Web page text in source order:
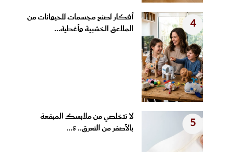
4
أفكار لصنع مجسمات للحيوانات من
الملاعق الخشبية وأغطية...
5
لا تتخلصي من ملابسك المبقعة
بالأصفر من التعرق.. 5...